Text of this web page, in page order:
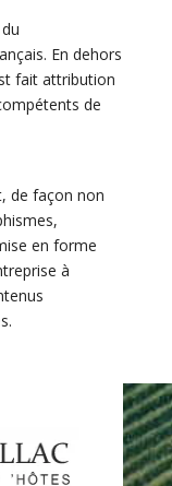
En dehors
fait attribution
de
de façon non
en forme
à